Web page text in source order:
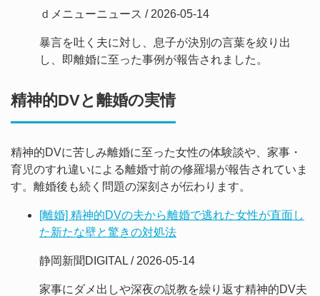
ｄメニューニュース / 2026-05-14
暴言を吐く夫に対し、息子が決別の言葉を絞り出
し、即離婚に至った事例が報告されました。
精神的DVと離婚の実情
精神的DVに苦しみ離婚に至った女性の体験談や、家事・
育児のすれ違いによる離婚寸前の修羅場が報告されていま
す。離婚後も続く問題の深刻さが伝わります。
[離婚] 精神的DVの夫から離婚で逃れた女性が直面し
た新たな壁と驚きの対処法
静岡新聞DIGITAL / 2026-05-14
家事にダメ出しや深夜の説教を繰り返す精神的DV夫